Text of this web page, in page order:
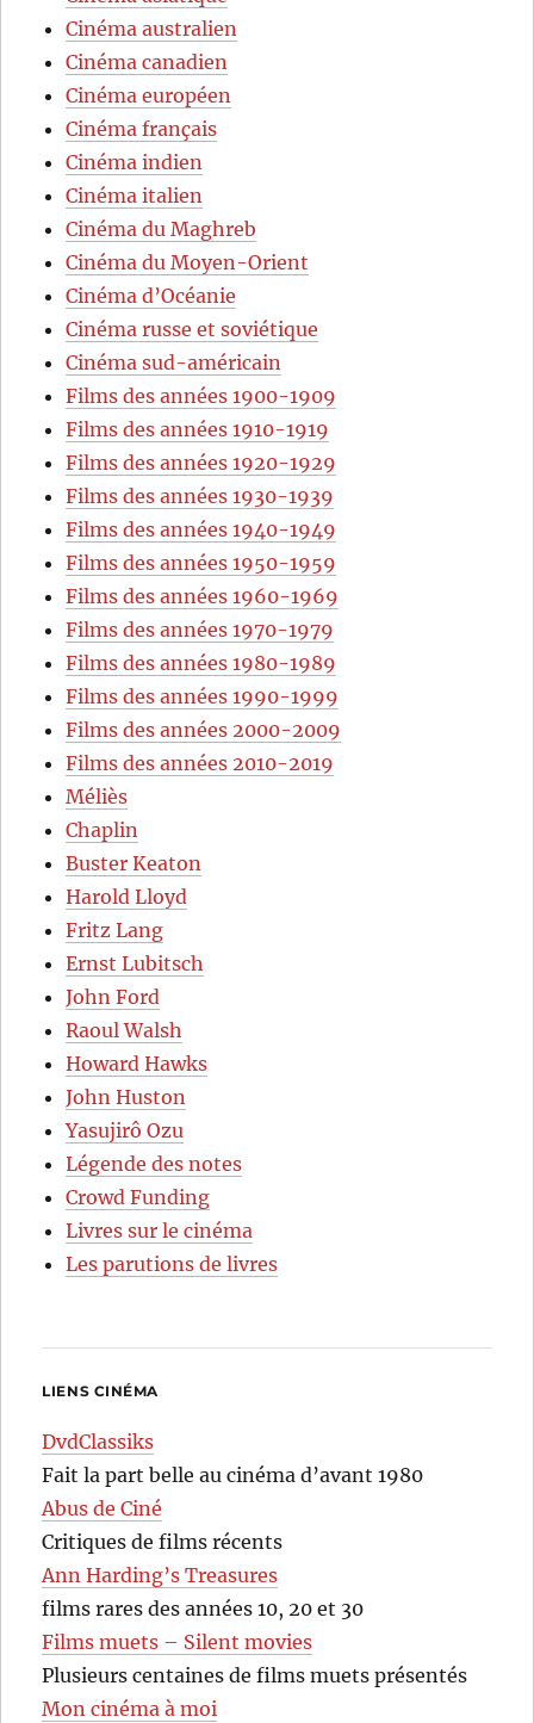
Cinéma australien
Cinéma canadien
Cinéma européen
Cinéma français
Cinéma indien
Cinéma italien
Cinéma du Maghreb
Cinéma du Moyen-Orient
Cinéma d’Océanie
Cinéma russe et soviétique
Cinéma sud-américain
Films des années 1900-1909
Films des années 1910-1919
Films des années 1920-1929
Films des années 1930-1939
Films des années 1940-1949
Films des années 1950-1959
Films des années 1960-1969
Films des années 1970-1979
Films des années 1980-1989
Films des années 1990-1999
Films des années 2000-2009
Films des années 2010-2019
Méliès
Chaplin
Buster Keaton
Harold Lloyd
Fritz Lang
Ernst Lubitsch
John Ford
Raoul Walsh
Howard Hawks
John Huston
Yasujirô Ozu
Légende des notes
Crowd Funding
Livres sur le cinéma
Les parutions de livres
LIENS CINÉMA
DvdClassiks
Fait la part belle au cinéma d’avant 1980
Abus de Ciné
Critiques de films récents
Ann Harding’s Treasures
films rares des années 10, 20 et 30
Films muets – Silent movies
Plusieurs centaines de films muets présentés
Mon cinéma à moi